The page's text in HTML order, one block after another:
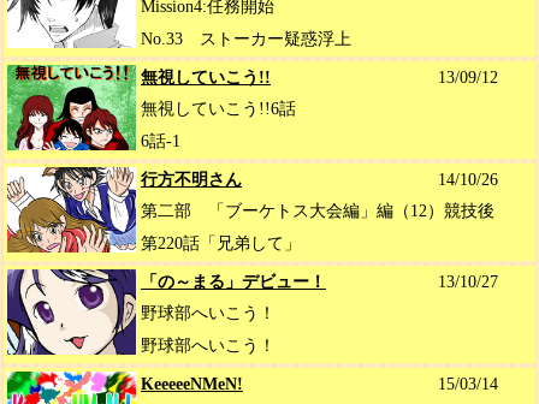
Mission4:任務開始
No.33 ストーカー疑惑浮上
無視していこう!!
13/09/12
無視していこう!!6話
6話-1
行方不明さん
14/10/26
第二部 「ブーケトス大会編」編（12）競技後
第220話「兄弟して」
「の～まる」デビュー！
13/10/27
野球部へいこう！
野球部へいこう！
KeeeeeNMeN! 15/03/14